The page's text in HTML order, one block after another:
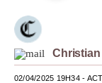
Mundo
EEUU
México
Christian
02/04/2025 19H34-